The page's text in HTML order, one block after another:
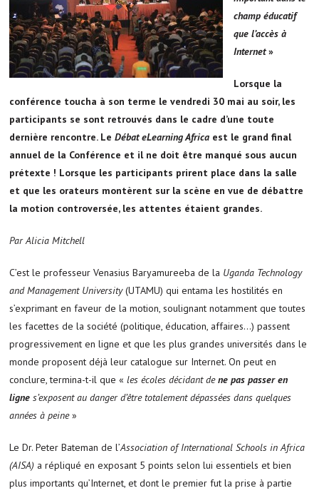
champ éducatif
que l’accès à
Internet»
Lorsque la
conférence toucha à son terme le vendredi 30 mai au soir, les
participants se sont retrouvés dans le cadre d’une toute
dernière rencontre. LeDébat eLearning Africa est le grand final
annuel de la Conférence et il ne doit être manqué sous aucun
prétexte ! Lorsque les participants prirent place dans la salle
et que les orateurs montèrent sur la scène en vue de débattre
la motion controversée, les attentes étaient grandes.
Par Alicia Mitchell
C’est le professeur Venasius Baryamureeba de la Uganda Technology
and Management University(UTAMU) qui entama les hostilités en
s’exprimant en faveur de la motion, soulignant notamment que toutes
les facettes de la société (politique, éducation, affaires…) passent
progressivement en ligne et que les plus grandes universités dans le
monde proposent déjà leur catalogue sur Internet. On peut en
conclure, termina-t-il que «les écoles décidant dene pas passer en
ligne s’exposent au danger d’être totalement dépassées dans quelques
années à peine»
Le Dr. Peter Bateman de l’Association of International Schools in Africa
(AISA) a répliqué en exposant 5 points selon lui essentiels et bien
plus importants qu’Internet, et dont le premier fut la prise à partie